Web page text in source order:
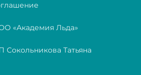
«Академия Льда»
Татьяна